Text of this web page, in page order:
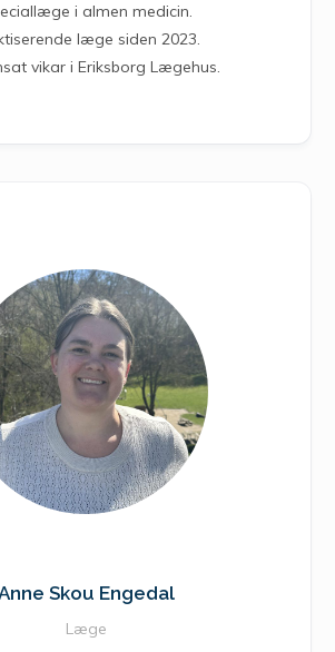
i almen medicin.
læge siden 2023.
vikar i Eriksborg Lægehus.
Skou Engedal
Læge